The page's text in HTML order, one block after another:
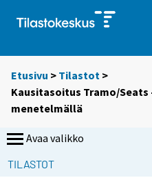
Etusivu > Tilastot >
Kausitasoitus Tramo/Seats
menetelmällä
Avaa valikko
TILASTOT